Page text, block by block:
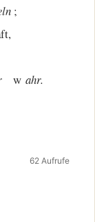
;
w ahr.
62 Aufrufe